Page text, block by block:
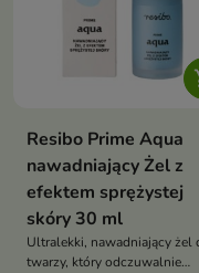
Resibo Prime Aqua
nawadniający Żel z
efektem sprężystej
skóry 30 ml
Ultralekki, nawadniający żel
twarzy, który odczuwalnie